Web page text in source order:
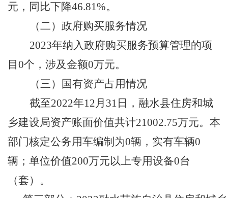
元，同比下降46.81%。
（二）政府购买服务情况
2023年纳入政府购买服务预算管理的项
目0个，涉及金额0万元。
（三）国有资产占用情况
截至2022年12月31日， 融水县住房和城
乡建设局资产账面价值共计21002.75万元。本
部门核定公务用车编制为0辆，实有车辆0
辆；单位价值200万元以上专用设备0台
（套）。